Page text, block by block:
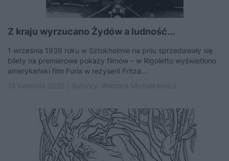
Z kraju wyrzucano Żydów a ludność...
1 września 1939 roku w Sztokholmie na pniu sprzedawały się
bilety na premierowe pokazy filmów – w Rigoletto wyświetlono
amerykański film Furia w reżyserii Fritza...